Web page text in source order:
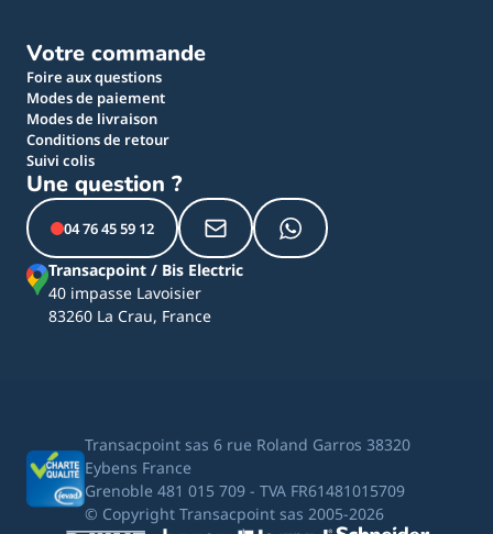
Votre commande
Foire aux questions
Modes de paiement
Modes de livraison
Conditions de retour
Suivi colis
Une question ?
04 76 45 59 12
Transacpoint / Bis Electric
40 impasse Lavoisier
83260 La Crau, France
Transacpoint sas 6 rue Roland Garros 38320
Eybens France
Grenoble 481 015 709 - TVA FR61481015709
© Copyright Transacpoint sas 2005-2026